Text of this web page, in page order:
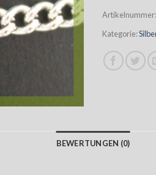
Artikelnummer:
Kategorie:
BEWERTUNGEN (0)